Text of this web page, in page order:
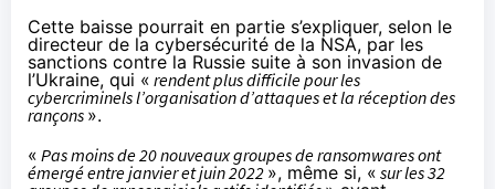
Cette baisse pourrait en partie s’expliquer, selon le
directeur de la cybersécurité de la NSA, par les
sanctions contre la Russie suite à son invasion de
l’Ukraine, qui « rendent plus difficile pour les
cybercriminels l’organisation d’attaques et la réception des
rançons ».
« Pas moins de 20 nouveaux groupes de ransomwares ont
émergé entre janvier et juin 2022 », même si, « sur les 32